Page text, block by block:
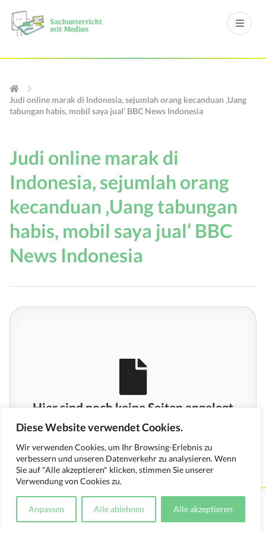
Diese Website verwendet Cookies.
Wir verwenden Cookies, um Ihr Browsing-Erlebnis zu
verbessern und unseren Datenverkehr zu analysieren. Wenn
Sie auf "Alle akzeptieren" klicken, stimmen Sie unserer
Verwendung von Cookies zu.
Anpassen Alle ablehnen Alle akzeptieren
Judi online marak di Indonesia, sejumlah orang kecanduan ‚Uang
tabungan habis, mobil saya jual‘ BBC News Indonesia
Judi online marak di
Indonesia, sejumlah orang
kecanduan ‚Uang tabungan
habis, mobil saya jual‘ BBC
News Indonesia
Hier sind noch keine Seiten angelegt
Kontakt Impressum Datenschutzerklärung
Medienverwendungsnachweis